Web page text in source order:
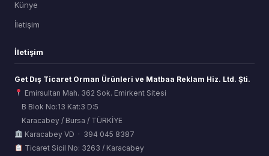
Künye
İletişim
İletişim
Get Dış Ticaret Orman Ürünleri ve Matbaa Reklam Hiz. Ltd. Şti.
Emirsultan Mah. 362 Sok. Emirkent Sitesi
B Blok No:13 Kat:3 D:5
Karacabey / Bursa / TÜRKİYE
Karacabey VD · 394 045 8387
Ticaret Sicil No: 3263 / Karacabey
ORSİAD AI
Sektörel Hafıza Asistanı